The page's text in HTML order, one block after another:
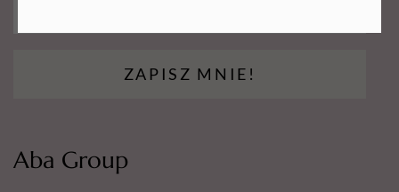
ZAPISZ MNIE!
Aba Group